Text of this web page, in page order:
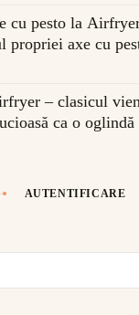
cu pesto la
propriei axe cu
– clasicul
ca o oglindă
AUTENTIFICARE